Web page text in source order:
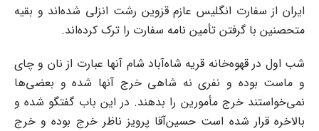
ایران از سفارت انگلیس عازم قزوین رشت انزلی شده‌اند و بقیه
متحصنین با ‌گرفتن تأمین نامه سفارت را ترک کرده‌اند.‌
شب اول در قهوه‌خانه قریه شاه‌آباد شام آنها عبارت از نان و چای
و ماست بوده و نفری نه شاهی خرج ‌آنها شده و بعضی‌ها
نمی‌خواستند خرج مأمورین را بدهند. در این باب گفتگو شده و
بالاخره قرار شده ‌است حسین‌آقا پرویز ناظر خرج بوده و خرج